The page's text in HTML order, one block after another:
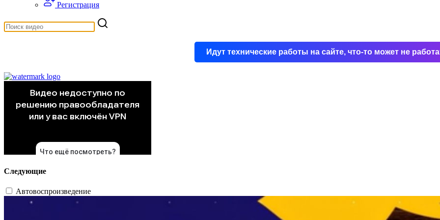
Регистрация
Идут технические работы на сайте, что-то может не
Следующие
Автовоспроизведение